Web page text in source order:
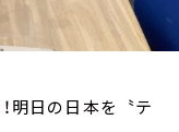
明日の日本を〝テ